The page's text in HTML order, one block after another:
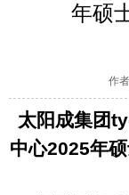
年硕
作
太阳成集团
中心2025年